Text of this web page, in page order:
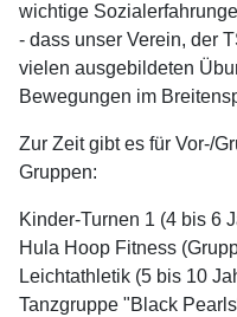
wichtige
- dass unser Verein, der
vielen ausgebildeten
Bewegungen im
Zur Zeit gibt es für Vor-/
Gruppen:
Kinder-Turnen 1 (4 bis 6
Hula Hoop Fitness
Leichtathletik (5 bis 10
Tanzgruppe "Black